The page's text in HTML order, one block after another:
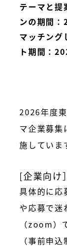
テーマと提
ンの期間
マッチング
ト期間：
2026年度
マ企業募集
施していま
[企業向け
具体的に応
や応募で迷
（zoom）
（事前申込